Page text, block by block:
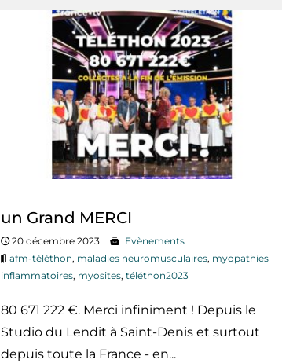
un Grand MERCI
20 décembre 2023
Evènements
afm-téléthon, maladies neuromusculaires, myopathies
inflammatoires, myosites, téléthon2023
80 671 222 €. Merci infiniment ! Depuis le
Studio du Lendit à Saint-Denis et surtout
depuis toute la France - en...